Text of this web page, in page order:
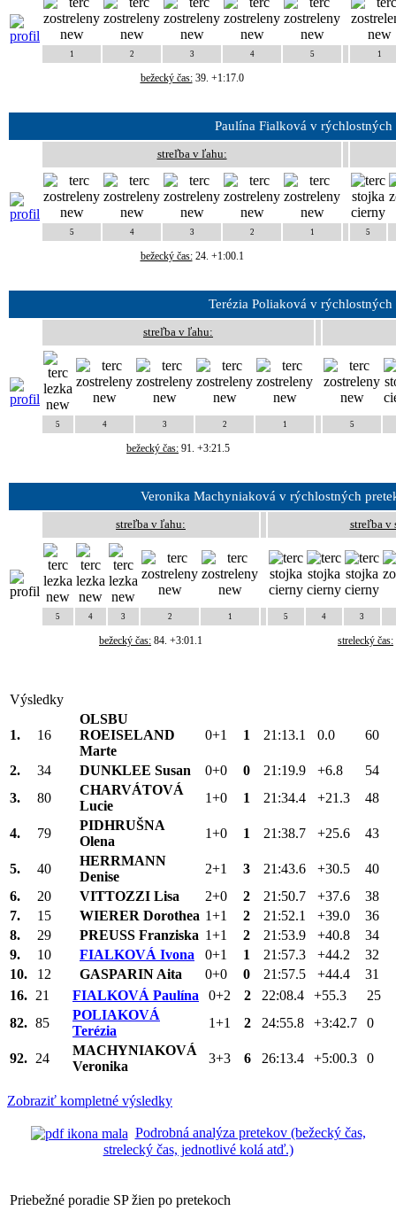
1 2 3 4 5 1
bežecký čas:39. +1:17.0
Paulína Fialková v rýchlostných
streľba v ľahu:
5 4 3 2 1 5
bežecký čas:24. +1:00.1
Terézia Poliaková v rýchlostných
streľba v ľahu:
5 4 3 2 1 5
bežecký čas: 91. +3:21.5
Veronika Machyniaková v rýchlostných
streľba v ľahu: streľba v
5 4 3 2 1 5 4 3
bežecký čas: 84. +3:01.1 strelecký čas:
Výsledky
1. 16
OLSBU
ROEISELAND
Marte
0+1 1 21:13.1 0.0 60
2. 34 DUNKLEE Susan 0+0 0 21:19.9 +6.8
54
3.
80
CHARVÁTOVÁ
Lucie
1+0 1 21:34.4 +21.3 48
4. 79
PIDHRUŠNA
Olena
1+0 1 21:38.7 +25.6 43
5. 40
HERRMANN
Denise
2+1 3 21:43.6 +30.5
40
6.
20 VITTOZZI Lisa 2+0 2 21:50.7 +37.6
38
7.
15 WIERER Dorothea 1+1 2 21:52.1 +39.0
36
8.
29 PREUSS Franziska 1+1 2 21:53.9 +40.8
34
9.
10 FIALKOVÁ Ivona 0+1 1 21:57.3 +44.2
32
10.
12 GASPARIN Aita 0+0 0 21:57.5 +44.4
31
16. 21 FIALKOVÁ Paulína 0+2 2 22:08.4 +55.3
25
82. 85
POLIAKOVÁ
Terézia
1+1 2 24:55.8 +3:42.7 0
92. 24
MACHYNIAKOVÁ
Veronika
3+3 6 26:13.4 +5:00.3 0
Zobraziť kompletné výsledky
Podrobná analýza pretekov (bežecký čas,
strelecký čas, jednotlivé kolá atď.)
Priebežné poradie SP žien po pretekoch